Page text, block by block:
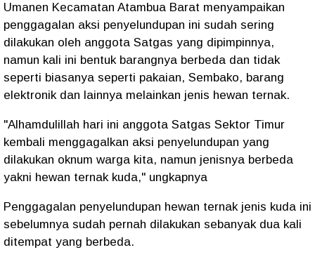
Umanen Kecamatan Atambua Barat menyampaikan
penggagalan aksi penyelundupan ini sudah sering
dilakukan oleh anggota Satgas yang dipimpinnya,
namun kali ini bentuk barangnya berbeda dan tidak
seperti biasanya seperti pakaian, Sembako, barang
elektronik dan lainnya melainkan jenis hewan ternak.
"Alhamdulillah hari ini anggota Satgas Sektor Timur
kembali menggagalkan aksi penyelundupan yang
dilakukan oknum warga kita, namun jenisnya berbeda
yakni hewan ternak kuda," ungkapnya
Penggagalan penyelundupan hewan ternak jenis kuda ini
sebelumnya sudah pernah dilakukan sebanyak dua kali
ditempat yang berbeda.